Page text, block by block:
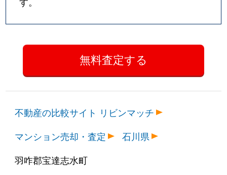
不動産の比較サイト リビンマッチ
マンション売却・査定
石川県
羽咋郡宝達志水町